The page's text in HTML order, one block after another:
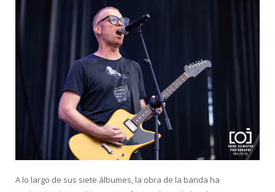
A lo largo de sus siete álbumes, la obra de la banda ha